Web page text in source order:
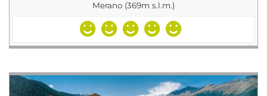
Merano (369m s.l.m.)